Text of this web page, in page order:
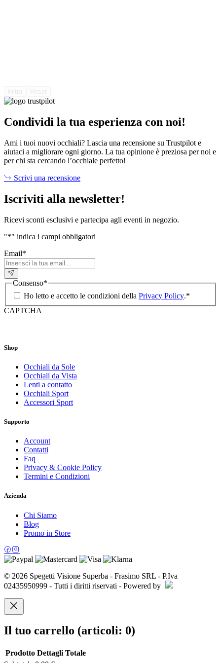
Condividi la tua esperienza con noi!
Ami i tuoi nuovi occhiali? Lascia una recensione su Trustpilot e
aiutaci a migliorare ogni giorno. La tua opinione è preziosa per noi e
per chi sta cercando l’occhiale perfetto!
Scrivi una recensione
Iscriviti alla newsletter!
Ricevi sconti esclusivi e partecipa agli eventi in negozio.
"*" indica i campi obbligatori
Email*
Consenso*
Ho letto e accetto le condizioni della Privacy Policy.*
CAPTCHA
Shop
Occhiali da Sole
Occhiali da Vista
Lenti a contatto
Occhiali Sport
Accessori Sport
Supporto
Account
Contatti
Faq
Privacy & Cookie Policy
Termini e Condizioni
Azienda
Chi Siamo
Blog
Promo in Store
© 2026 Spegetti Visione Superba - Frasimo SRL - P.Iva
02435950999 - Tutti i diritti riservati - Powered by
Il tuo carrello (articoli: 0)
Prodotto Dettagli Totale